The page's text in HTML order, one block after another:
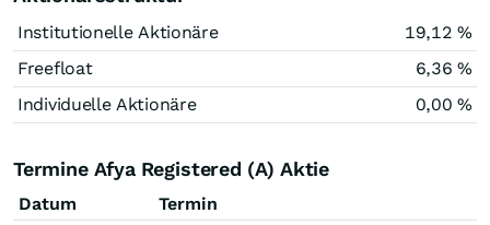
Institutionelle Aktionäre
19,12 %
Freefloat
6,36 %
Individuelle Aktionäre
0,00 %
Termine Afya Registered (A) Aktie
Datum
Termin